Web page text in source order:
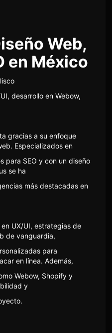
Web,
en México
desarrollo en Webow,
gracias a su enfoque
Especializados en
para SEO y con un diseño
se ha
más destacadas en
UX/UI, estrategias de
de vanguardia,
para
en línea. Además,
Webow, Shopify y
y